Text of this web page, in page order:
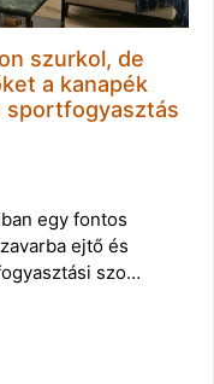
szurkol, de
a kanapék
sportfogyasztás
egy fontos
ejtő és
szo…